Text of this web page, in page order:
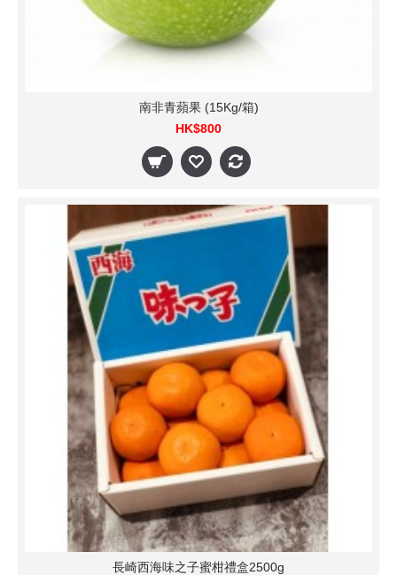
南非青蘋果 (15Kg/箱)
HK$800
長崎西海味之子蜜柑禮盒2500g